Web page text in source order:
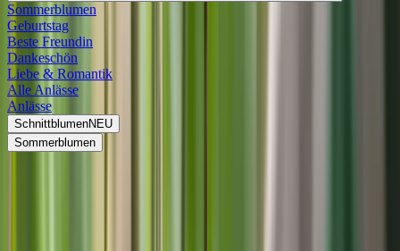
Sommerblumen
Geburtstag
Beste Freundin
Dankeschön
Liebe & Romantik
Alle Anlässe
Anlässe
SchnittblumenNEU
Sommerblumen